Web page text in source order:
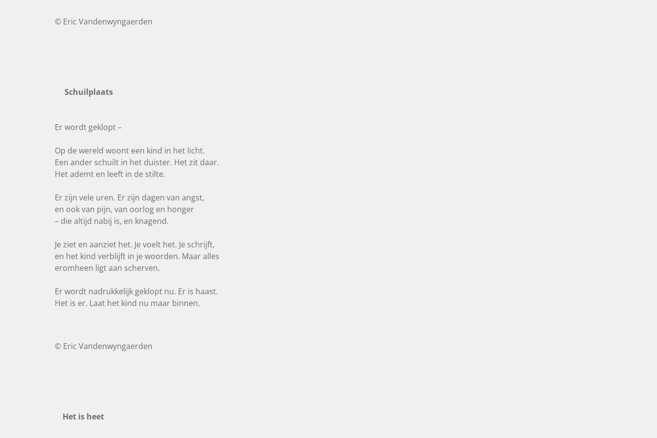
© Eric Vandenwyngaerden
Schuilplaats
Er wordt geklopt –
Op de wereld woont een kind in het licht.
Een ander schuilt in het duister. Het zit daar.
Het ademt en leeft in de stilte.
Er zijn vele uren. Er zijn dagen van angst,
en ook van pijn, van oorlog en honger
– die altijd nabij is, en knagend.
Je ziet en aanziet het. Je voelt het. Je schrijft,
en het kind verblijft in je woorden. Maar alles
eromheen ligt aan scherven.
Er wordt nadrukkelijk geklopt nu. Er is haast.
Het is er. Laat het kind nu maar binnen.
© Eric Vandenwyngaerden
Het is heet